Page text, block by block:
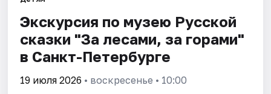
Экскурсия по музею Русской
сказки "За лесами, за горами"
в Санкт-Петербурге
19 июля 2026 • воскресенье • 10:00